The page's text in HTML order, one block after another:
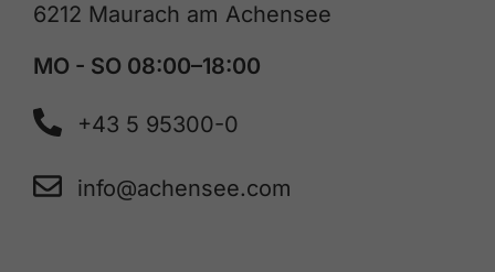
6212 Maurach am Achensee
MO - SO 08:00–18:00
+43 5 95300-0
info@achensee.com